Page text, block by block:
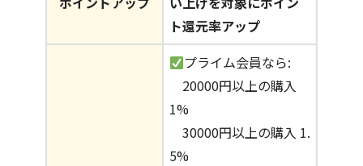
ト還元率アップ
プライム会員なら:
20000円以上の購入
1%
30000円以上の購入 1.
5%